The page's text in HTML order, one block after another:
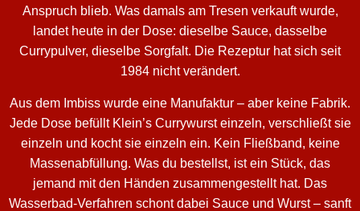
Anspruch blieb. Was damals am Tresen verkauft wurde,
landet heute in der Dose: dieselbe Sauce, dasselbe
Currypulver, dieselbe Sorgfalt. Die Rezeptur hat sich seit
1984 nicht verändert.
Aus dem Imbiss wurde eine Manufaktur – aber keine Fabrik.
Jede Dose befüllt Klein’s Currywurst einzeln, verschließt sie
einzeln und kocht sie einzeln ein. Kein Fließband, keine
Massenabfüllung. Was du bestellst, ist ein Stück, das
jemand mit den Händen zusammengestellt hat. Das
Wasserbad-Verfahren schont dabei Sauce und Wurst – sanft